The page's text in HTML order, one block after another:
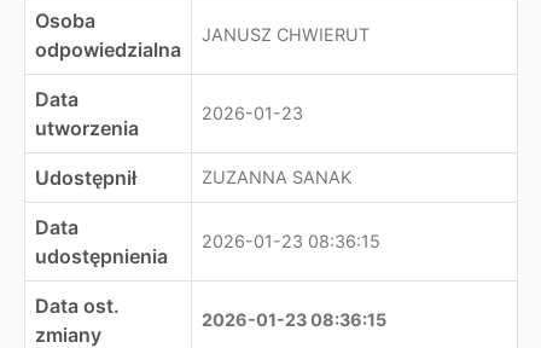
Osoba
odpowiedzialna
JANUSZ CHWIERUT
Data
utworzenia
2026-01-23
Udostępnił ZUZANNA SANAK
Data
udostępnienia
2026-01-23 08:36:15
Data ost.
zmiany
2026-01-23 08:36:15